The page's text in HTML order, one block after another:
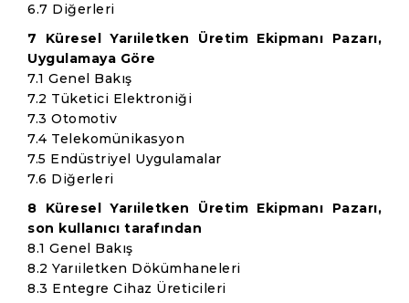
6.7 Diğerleri
7 Küresel Yarıiletken Üretim Ekipmanı Pazarı,
Uygulamaya Göre
7.1 Genel Bakış
7.2 Tüketici Elektroniği
7.3 Otomotiv
7.4 Telekomünikasyon
7.5 Endüstriyel Uygulamalar
7.6 Diğerleri
8 Küresel Yarıiletken Üretim Ekipmanı Pazarı,
son kullanıcı tarafından
8.1 Genel Bakış
8.2 Yarıiletken Dökümhaneleri
8.3 Entegre Cihaz Üreticileri